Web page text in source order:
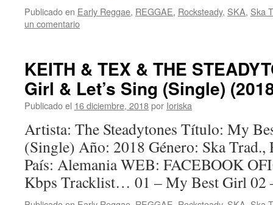
Publicado en Early Reggae, REGGAE, Rocksteady, SKA, Ska
un comentario
KEITH & TEX & THE
Girl & Let’s Sing (Single)
Publicado el 16 diciembre, 2018por Ioriska
Artista: The Steadytones Título: My
(Single) Año: 2018 Género: Ska Trad.,
País: Alemania WEB: FACEBOOK
Kbps Tracklist… 01 – My Best Girl 02